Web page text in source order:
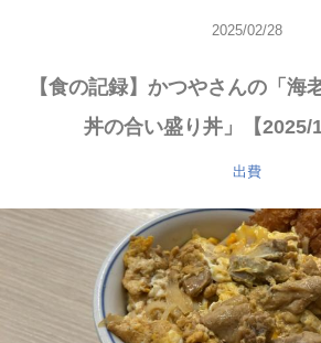
2025/02/28
【食の記録】かつやさんの「海
丼の合い盛り丼」【2025/
出費